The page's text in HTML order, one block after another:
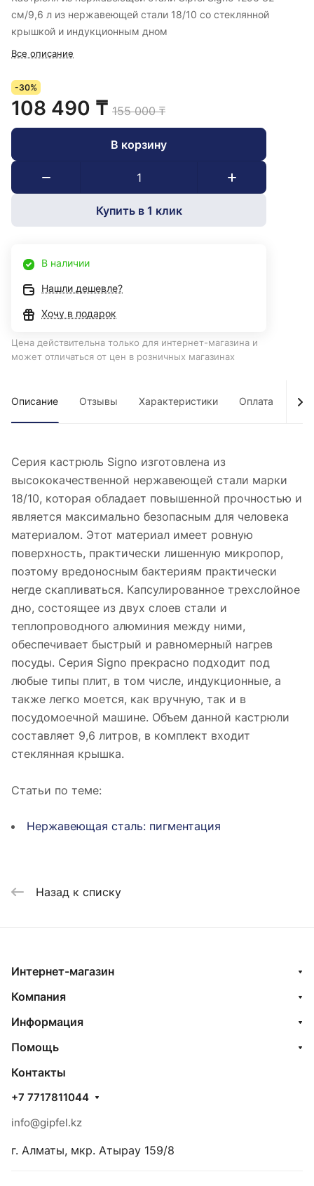
см/9,6 л из нержавеющей стали 18/10 со стеклянной
крышкой и индукционным дном
Все описание
-30%
108 490 ₸ 155 000 ₸
В корзину
Купить в 1 клик
В наличии
Нашли дешевле?
Хочу в подарок
Цена действительна только для интернет-магазина и
может отличаться от цен в розничных магазинах
Описание Отзывы Характеристики Оплата
Серия кастрюль Signo изготовлена из
высококачественной нержавеющей стали марки
18/10, которая обладает повышенной прочностью и
является максимально безопасным для человека
материалом. Этот материал имеет ровную
поверхность, практически лишенную микропор,
поэтому вредоносным бактериям практически
негде скапливаться. Капсулированное трехслойное
дно, состоящее из двух слоев стали и
теплопроводного алюминия между ними,
обеспечивает быстрый и равномерный нагрев
посуды. Серия Signo прекрасно подходит под
любые типы плит, в том числе, индукционные, а
также легко моется, как вручную, так и в
посудомоечной машине. Объем данной кастрюли
составляет 9,6 литров, в комплект входит
стеклянная крышка.
Статьи по теме:
Нержавеющая сталь: пигментация
Назад к списку
Интернет-магазин
Компания
Информация
Помощь
Контакты
+7 7717811044
info@gipfel.kz
г. Алматы, мкр. Атырау 159/8